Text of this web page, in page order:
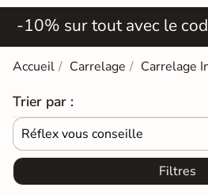
-10% sur tout avec le
Accueil Carrelage Carrelage
Trier par :
Réflex vous conseille
Filtres